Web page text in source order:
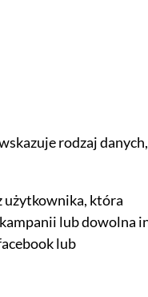
rodzaj danych,
użytkownika, która
lub dowolna
lub